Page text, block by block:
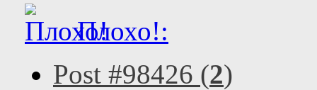
Плохо!:
Post #98426 (2)